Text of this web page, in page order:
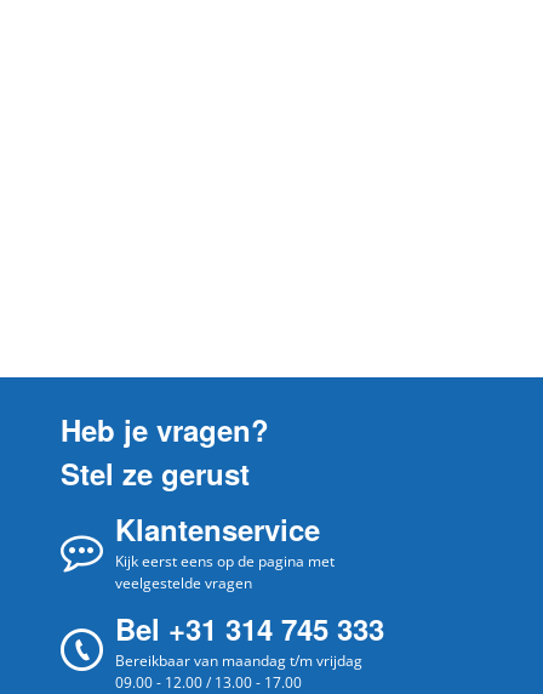
Heb je vragen?
Stel ze gerust
Klantenservice
Kijk eerst eens op de pagina met
veelgestelde vragen
Bel +31 314 745 333
Bereikbaar van maandag t/m vrijdag
09.00 - 12.00 / 13.00 - 17.00